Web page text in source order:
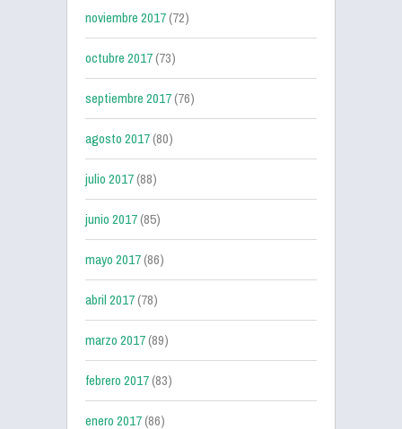
noviembre 2017(72)
octubre 2017(73)
septiembre 2017(76)
agosto 2017(80)
julio 2017(88)
junio 2017(85)
mayo 2017(86)
abril 2017(78)
marzo 2017(89)
febrero 2017(83)
enero 2017(86)